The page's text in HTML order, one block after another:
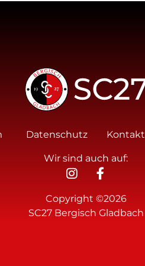
Datenschutz Kontakt
Wir sind auch auf:
Copyright ©2026
SC27 Bergisch Gladbach